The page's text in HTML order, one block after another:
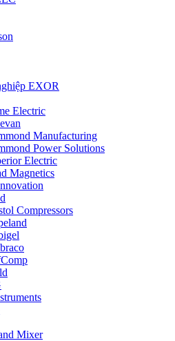
EXOR
Electric
Manufacturing
Power Solutions
Electric
Magnetics
Compressors
Mixer